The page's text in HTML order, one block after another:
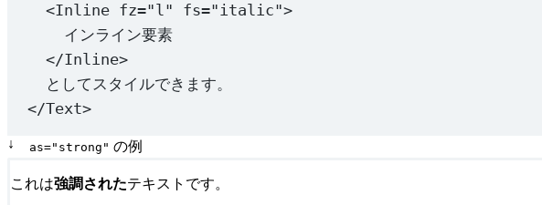
<Inline fz="l" fs="italic">
インライン要素
</Inline>
としてスタイルできます。
</Text>
↓ as="strong" の例
これは強調されたテキストです。